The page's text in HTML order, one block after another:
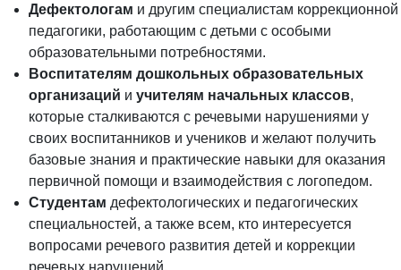
Дефектологам и другим специалистам коррекционной
педагогики, работающим с детьми с особыми
образовательными потребностями.
Воспитателям дошкольных образовательных
организаций и учителям начальных классов,
которые сталкиваются с речевыми нарушениями у
своих воспитанников и учеников и желают получить
базовые знания и практические навыки для оказания
первичной помощи и взаимодействия с логопедом.
Студентам дефектологических и педагогических
специальностей, а также всем, кто интересуется
вопросами речевого развития детей и коррекции
речевых нарушений.